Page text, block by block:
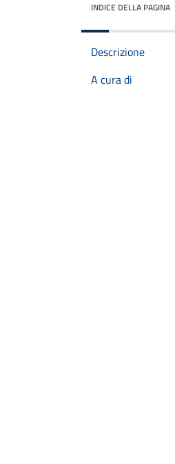
INDICE DELLA PAGINA
Descrizione
A cura di